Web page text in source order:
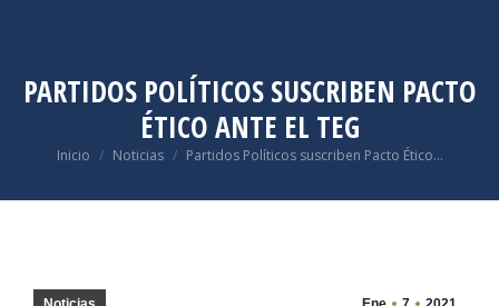
PARTIDOS POLÍTICOS SUSCRIBEN PACTO
ÉTICO ANTE EL TEG
Estás aquí:
Inicio Noticias Partidos Políticos suscriben Pacto Ético…